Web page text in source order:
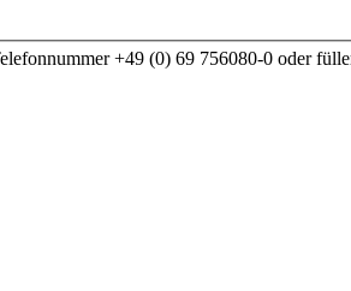
+49 (0) 69 756080-0 oder